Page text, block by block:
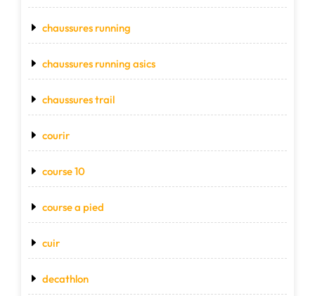
chaussures running
chaussures running asics
chaussures trail
courir
course 10
course a pied
cuir
decathlon